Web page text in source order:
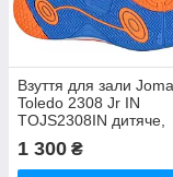
Взуття для зали Joma
Toledo 2308 Jr IN
TOJS2308IN дитяче,
Жовтогаряче,
— 32.5
1 300 ₴